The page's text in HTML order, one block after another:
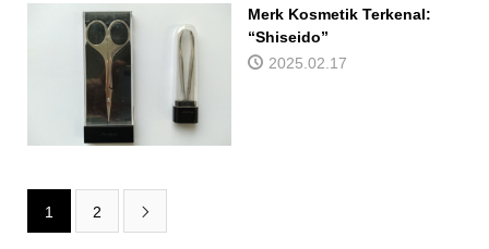
Merk Kosmetik Terkenal:
“Shiseido”
2025.02.17
1 2 